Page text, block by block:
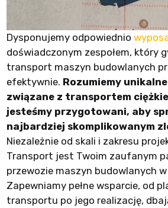
Dysponujemy odpowiednio
doświadczonym zespołem, który
transport maszyn budowlanych
efektywnie. Rozumiemy
związane z transportem
jesteśmy przygotowani, aby
najbardziej skomplikowanym
Niezależnie od skali i zakresu
Transport jest Twoim zaufanym
przewozie maszyn budowlanych w
Zapewniamy pełne wsparcie, od
transportu po jego realizację,